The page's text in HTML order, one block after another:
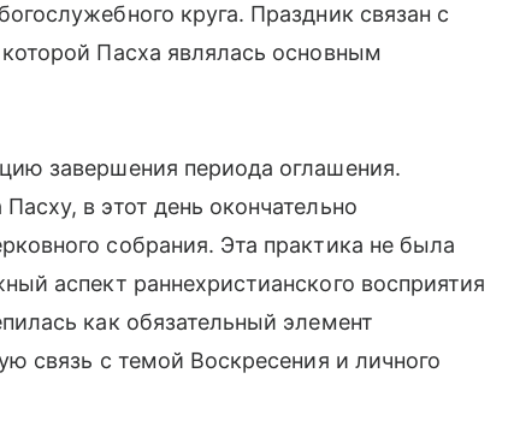
круга. Праздник связан с
Пасха являлась основным
завершения периода оглашения.
в этот день окончательно
собрания. Эта практика не была
аспект раннехристианского восприятия
как обязательный элемент
связь с темой Воскресения и личного